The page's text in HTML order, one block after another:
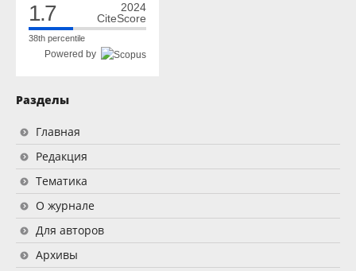
1.7
2024
CiteScore
38th percentile
Powered by
Разделы
Главная
Редакция
Тематика
О журнале
Для авторов
Архивы